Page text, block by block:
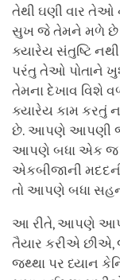
તેથી ઘણી વાર
સુખ જે તેમને મળે છે
ક્યારેય સંતુષ્ટિ
પરંતુ તેઓ પોતાને
તેમના દેખાવ વિશે
ક્યારેય કામ કરતું
છે. આપણે આપણી
આપણે બધા એક જ
એકબીજાની
તો આપણે બધા
આ રીતે, આપણે
તૈયાર કરીએ
જથ્થા પર ધ્યાન